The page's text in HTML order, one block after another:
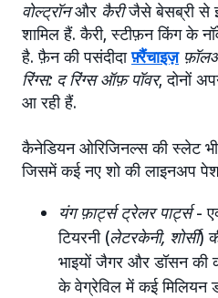
वोल्ट्रॉनऔर कैरीजैसे बेसब्री से
शामिल हैं. कैरी, स्टीफ़न किंग के
है. फ़ैन की पसंदीदाफ़्रैंचाइज़
रिंग्स: द रिंग्स ऑफ़ पॉवर, दोनों
आ रही हैं.
कैनेडियन ओरिजिनल्स की स्लेट भी
जिसमें कई नए शो की लाइनअप
यंग फ़ार्ट्स ट्रेलर पार्ट्स-
टियरनी (लेटरकेनी, शोर्सी)
भाइयों जैगर और डॉसन की
के वेग्रेविल में कई मिलियन